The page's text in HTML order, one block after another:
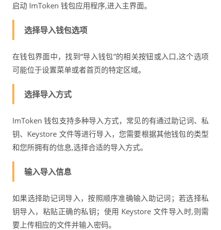
启动 ImToken 钱包应用程序,进入主界面。
选择导入钱包选项
在钱包界面中，找到“导入钱包”的相关按钮或入口,这个选项
可能位于设置菜单或者首页的特定区域。
选择导入方式
ImToken 钱包支持多种导入方式，常见的有通过助记词、私
钥、Keystore 文件等进行导入，您需要根据其他钱包的类型
和您所拥有的信息,选择合适的导入方式。
输入导入信息
如果选择助记词导入，按照顺序准确输入助记词；若选择私
钥导入，粘贴正确的私钥；使用 Keystore 文件导入时,则需
要上传相应的文件并输入密码。